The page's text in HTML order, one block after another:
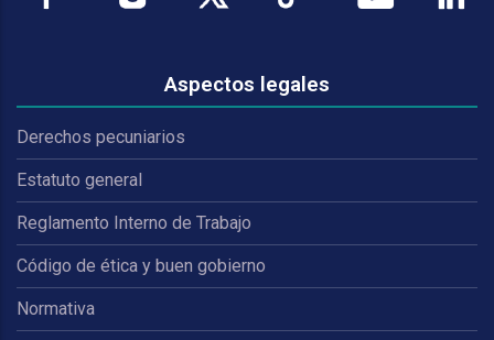
Aspectos legales
Derechos pecuniarios
Estatuto general
Reglamento Interno de Trabajo
Código de ética y buen gobierno
Normativa